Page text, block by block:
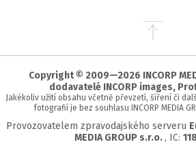
Přejít
stránky
Copyright © 2009—2026 INCORP
dodavatelé INCORP images,
Jakékoliv užití obsahu včetně převzetí, šíření či
fotografií je bez souhlasu INCORP MEDIA
Provozovatelem zpravodajského serveru
MEDIA GROUP s.r.o. , IC: